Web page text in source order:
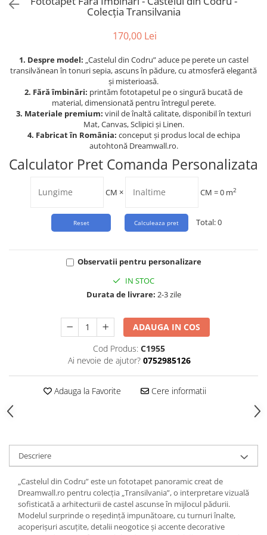
Colecția Transilvania
170,00 Lei
1. Despre model: „Castelul din Codru” aduce pe perete un castel
transilvănean în tonuri sepia, ascuns în pădure, cu atmosferă elegantă
și misterioasă.
2. Fără îmbinări: printăm fototapetul pe o singură bucată de
material, dimensionată pentru întregul perete.
3. Materiale premium: vinil de înaltă calitate, disponibil în texturi
Mat, Canvas, Sclipici și Linen.
4. Fabricat în România: conceput și produs local de echipa
autohtonă Dreamwall.ro.
Calculator Pret Comanda Personalizata
CM × CM =0 m2
Total:0
Observatii pentru personalizare
IN STOC
Durata de livrare: 2-3 zile
ADAUGA IN COS
Cod Produs: C1955
Ai nevoie de ajutor? 0752985126
Adauga la Favorite Cere informatii
Descriere
„Castelul din Codru” este un fototapet panoramic creat de
Dreamwall.ro pentru colecția „Transilvania”, o interpretare vizuală
sofisticată a arhitecturii de castel ascunse în mijlocul pădurii.
Modelul surprinde o reședință impunătoare, cu turnuri înalte,
acoperișuri ascuțite, detalii neogotice și accente decorative